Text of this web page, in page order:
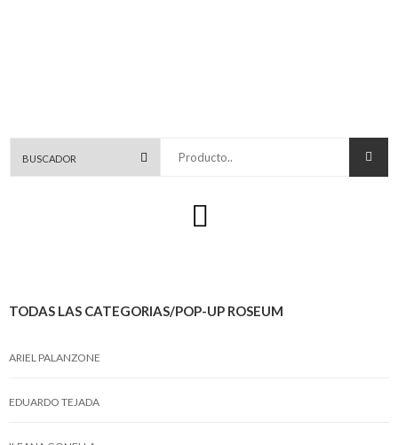
TODAS LAS CATEGORIAS/POP-UP ROSEUM
ARIEL PALANZONE
EDUARDO TEJADA